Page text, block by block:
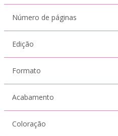
Número de páginas
Edição
Formato
Acabamento
Coloração